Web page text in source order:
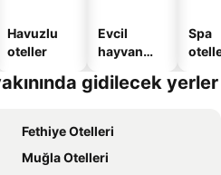
Havuzlu
oteller
Evcil
hayvan
oteller
Spa
gidilecek yerler
Fethiye Otelleri
Muğla Otelleri